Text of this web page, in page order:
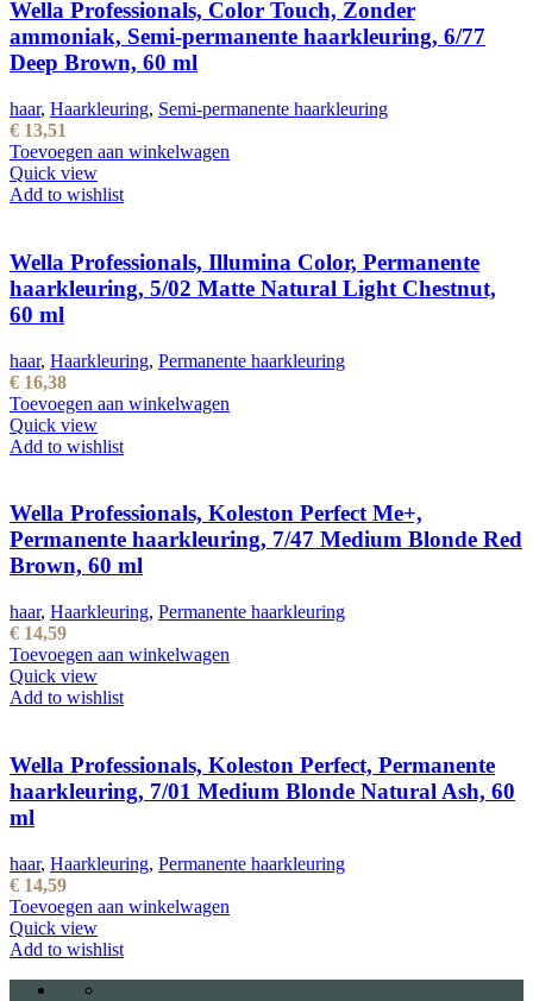
Wella Professionals, Color Touch, Zonder
ammoniak, Semi-permanente haarkleuring, 6/77
Deep Brown, 60 ml
haar, Haarkleuring, Semi-permanente haarkleuring
€ 13,51
Toevoegen aan winkelwagen
Quick view
Add to wishlist
Wella Professionals, Illumina Color, Permanente
haarkleuring, 5/02 Matte Natural Light Chestnut,
60 ml
haar, Haarkleuring, Permanente haarkleuring
€ 16,38
Toevoegen aan winkelwagen
Quick view
Add to wishlist
Wella Professionals, Koleston Perfect Me+,
Permanente haarkleuring, 7/47 Medium Blonde Red
Brown, 60 ml
haar, Haarkleuring, Permanente haarkleuring
€ 14,59
Toevoegen aan winkelwagen
Quick view
Add to wishlist
Wella Professionals, Koleston Perfect, Permanente
haarkleuring, 7/01 Medium Blonde Natural Ash, 60
ml
haar, Haarkleuring, Permanente haarkleuring
€ 14,59
Toevoegen aan winkelwagen
Quick view
Add to wishlist